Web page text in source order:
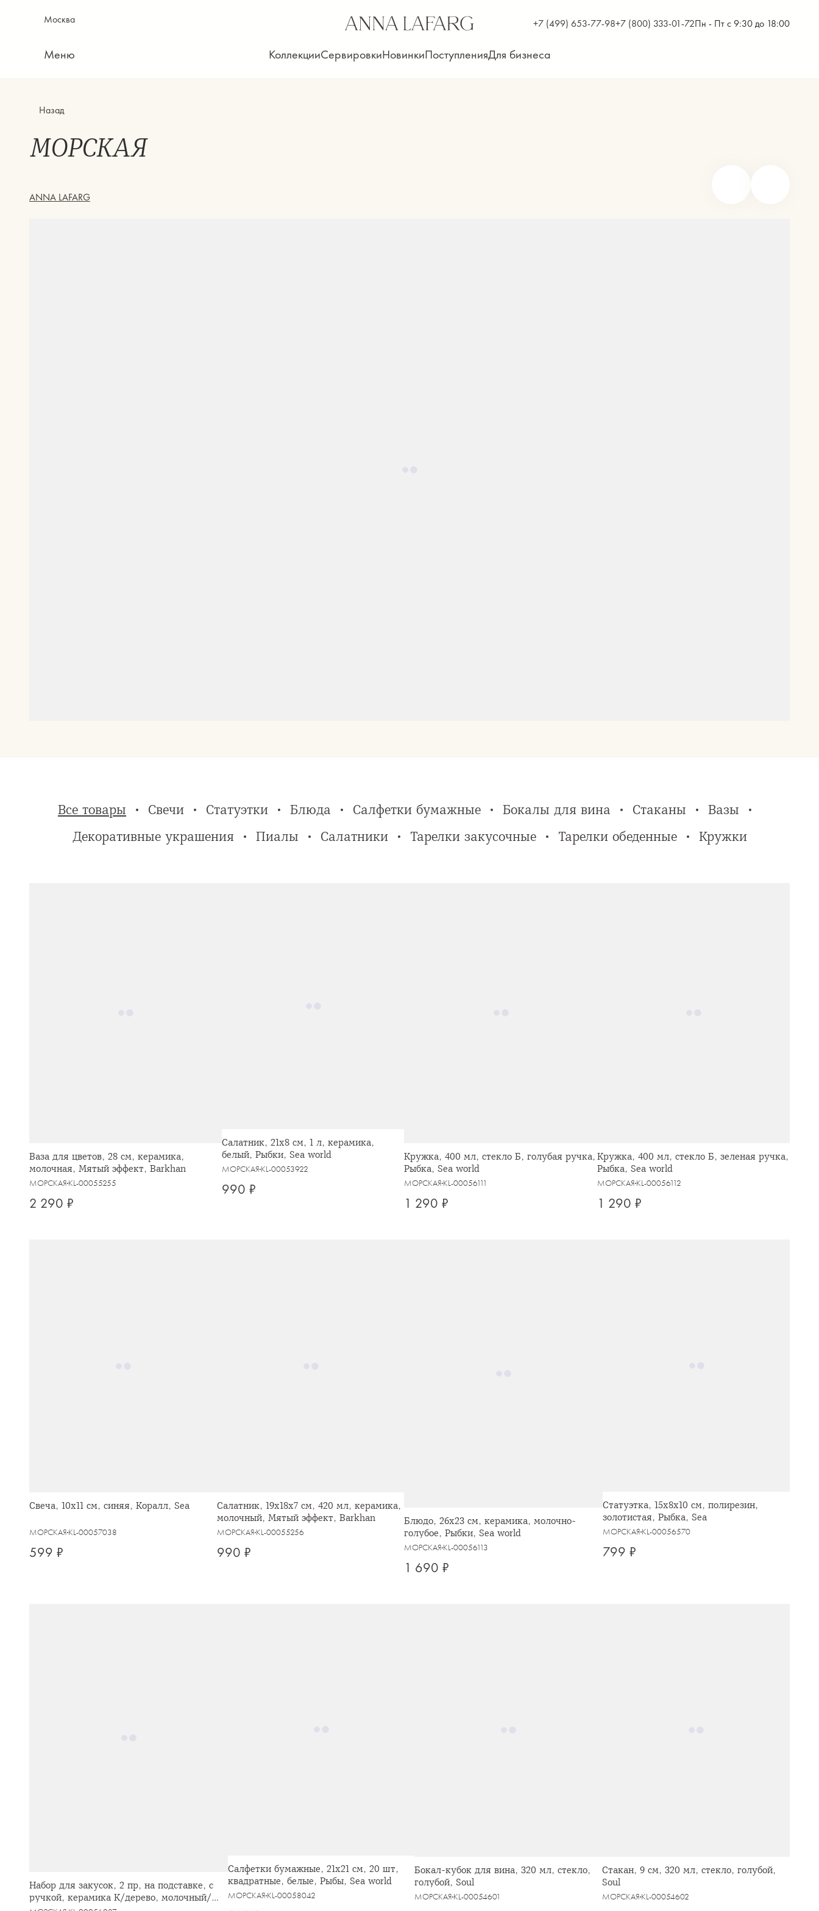
Москва +7 (499) 653-77-98+7 (800) 333-01-72Пн - Пт с 9:30 до 18:00
Меню КоллекцииСервировкиНовинкиПоступленияДля бизнеса
Назад
МОРСКАЯ
ANNA LAFARG
Все товары Свечи Статуэтки Блюда Салфетки бумажные Бокалы для вина Стаканы
Вазы
Декоративные украшения
Пиалы Салатники Тарелки закусочные Тарелки обеденные Кружки
Ваза для цветов, 28 см, керамика,
молочная, Мятый эффект, Barkhan
МОРСКАЯ KL-00055255
2 290 ₽
Салатник, 21х8 см, 1 л, керамика,
белый, Рыбки, Sea world
МОРСКАЯKL-00053922
990 ₽
Кружка, 400 мл, стекло Б, голубая ручка,
Рыбка, Sea world
МОРСКАЯKL-00056111
1 290 ₽
Кружка, 400 мл, стекло Б, зеленая ручка,
Рыбка, Sea world
МОРСКАЯKL-00056112
1 290 ₽
Свеча, 10x11 см, синяя, Коралл, Sea
МОРСКАЯ KL-00057038
599 ₽
Салатник, 19х18х7 см, 420 мл, керамика,
молочный, Мятый эффект, Barkhan
МОРСКАЯKL-00055256
990 ₽
Блюдо, 26х23 см, керамика, молочно-
голубое, Рыбки, Sea world
МОРСКАЯKL-00056113
1 690 ₽
Статуэтка, 15х8х10 см, полирезин,
золотистая, Рыбка, Sea
МОРСКАЯKL-00056570
799 ₽
Набор для закусок, 2 пр, на подставке, с
ручкой, керамика K/дерево, молочный/
Салфетки бумажные, 21х21 см, 20 шт,
квадратные, белые, Рыбы, Sea world
МОРСКАЯKL-00058042
Бокал-кубок для вина, 320 мл, стекло,
голубой, Soul
МОРСКАЯKL-00054601
Стакан, 9 см, 320 мл, стекло, голубой,
Soul
МОРСКАЯKL-00054602